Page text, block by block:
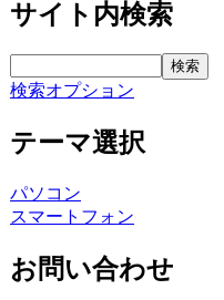
サイト内検索
検索オプション
テーマ選択
パソコン
スマートフォン
お問い合わせ